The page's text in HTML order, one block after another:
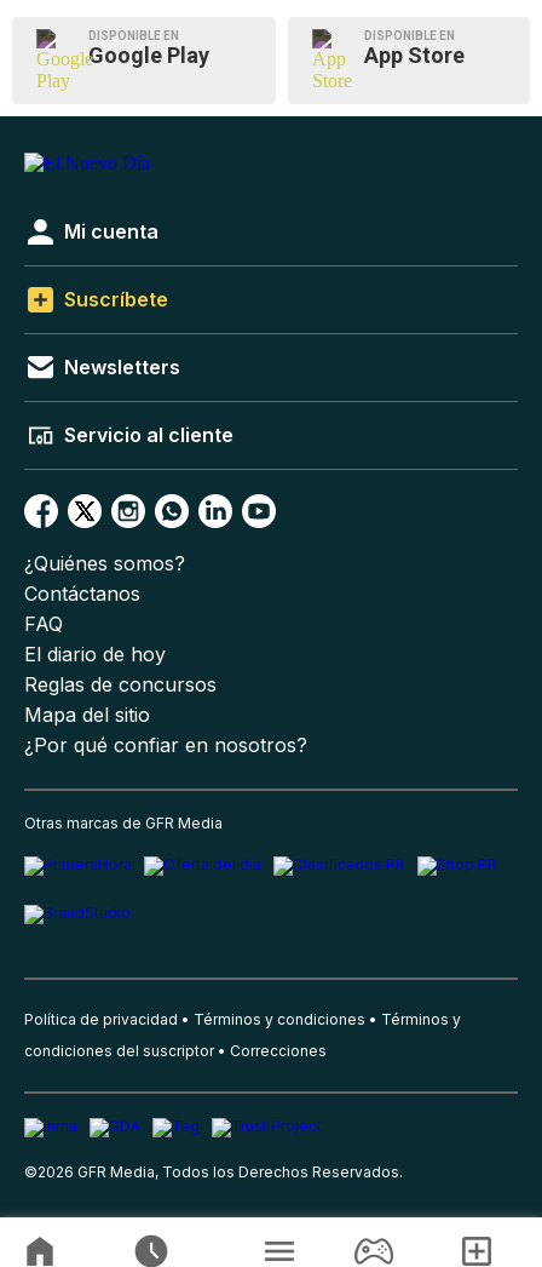
DISPONIBLE EN
Google Play
DISPONIBLE EN
App Store
Mi cuenta
Suscríbete
Newsletters
Servicio al cliente
¿Quiénes somos?
Contáctanos
FAQ
El diario de hoy
Reglas de concursos
Mapa del sitio
¿Por qué confiar en nosotros?
Otras marcas de GFR Media
Política de privacidad Términos y condiciones
Términos y
condiciones del suscriptor
Correcciones
©2026 GFR Media, Todos los Derechos Reservados.